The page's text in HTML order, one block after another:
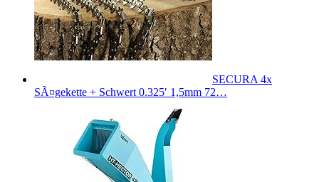
SECURA 4x
SÃ¤gekette + Schwert 0.325′ 1,5mm 72…